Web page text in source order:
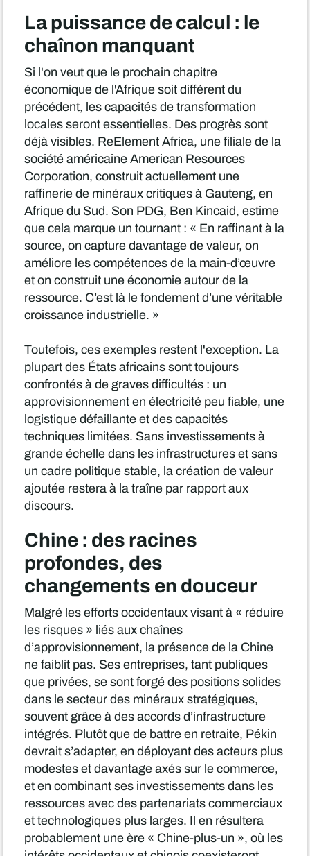
La puissance de calcul : le
chaînon manquant
Si l'on veut que le prochain chapitre
économique de l'Afrique soit différent du
précédent, les capacités de transformation
locales seront essentielles. Des progrès sont
déjà visibles. ReElement Africa, une filiale de la
société américaine American Resources
Corporation, construit actuellement une
raffinerie de minéraux critiques à Gauteng, en
Afrique du Sud. Son PDG, Ben Kincaid, estime
que cela marque un tournant : « En raffinant à la
source, on capture davantage de valeur, on
améliore les compétences de la main-d’œuvre
et on construit une économie autour de la
ressource. C’est là le fondement d’une véritable
croissance industrielle. »
Toutefois, ces exemples restent l'exception. La
plupart des États africains sont toujours
confrontés à de graves difficultés : un
approvisionnement en électricité peu fiable, une
logistique défaillante et des capacités
techniques limitées. Sans investissements à
grande échelle dans les infrastructures et sans
un cadre politique stable, la création de valeur
ajoutée restera à la traîne par rapport aux
discours.
Chine : des racines
profondes, des
changements en douceur
Malgré les efforts occidentaux visant à « réduire
les risques » liés aux chaînes
d’approvisionnement, la présence de la Chine
ne faiblit pas. Ses entreprises, tant publiques
que privées, se sont forgé des positions solides
dans le secteur des minéraux stratégiques,
souvent grâce à des accords d’infrastructure
intégrés. Plutôt que de battre en retraite, Pékin
devrait s’adapter, en déployant des acteurs plus
modestes et davantage axés sur le commerce,
et en combinant ses investissements dans les
ressources avec des partenariats commerciaux
et technologiques plus larges. Il en résultera
probablement une ère « Chine-plus-un », où les